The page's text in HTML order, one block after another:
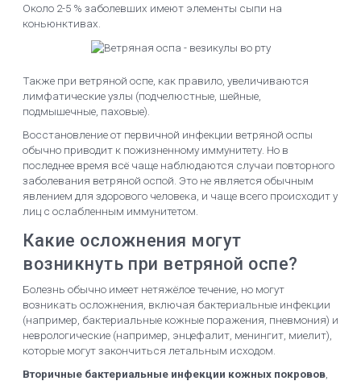
Около 2-5 % заболевших имеют элементы сыпи на
коньюнктивах.
Также при ветряной оспе, как правило, увеличиваются
лимфатические узлы (подчелюстные, шейные,
подмышечные, паховые).
Восстановление от первичной инфекции ветряной оспы
обычно приводит к пожизненному иммунитету. Но в
последнее время всё чаще наблюдаются случаи повторного
заболевания ветряной оспой. Это не является обычным
явлением для здорового человека, и чаще всего происходит у
лиц с ослабленным иммунитетом.
Какие осложнения могут
возникнуть при ветряной оспе?
Болезнь обычно имеет нетяжёлое течение, но могут
возникать осложнения, включая бактериальные инфекции
(например, бактериальные кожные поражения, пневмония) и
неврологические (например, энцефалит, менингит, миелит),
которые могут закончиться летальным исходом.
Вторичные бактериальные инфекции кожных покровов